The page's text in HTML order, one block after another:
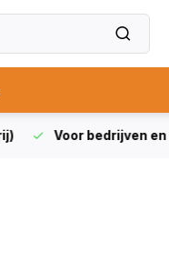
Voor bedrijven en